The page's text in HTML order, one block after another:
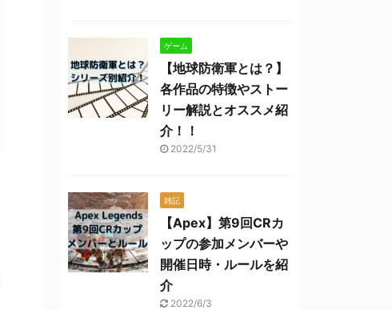
ゲーム
【地球防衛軍とは？】
各作品の特徴やストー
リー解説とオススメ紹
介！！
2022/5/31
雑記
【Apex】第9回CRカ
ップの参加メンバーや
開催日時・ルールを紹
介
2022/6/3